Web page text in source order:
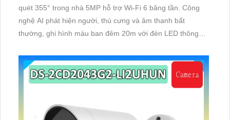
quét 355° trong nhà 5MP hỗ trợ Wi-Fi 6 băng tần. Công
nghệ AI phát hiện người, thú cưng và âm thanh bất
thường, ghi hình màu ban đêm 20m với đèn LED thông
ứng dụng DMSS,